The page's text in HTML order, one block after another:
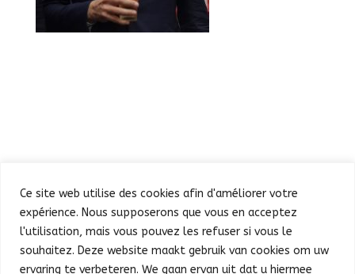
Ce site web utilise des cookies afin d'améliorer votre
expérience. Nous supposerons que vous en acceptez
l'utilisation, mais vous pouvez les refuser si vous le
souhaitez. Deze website maakt gebruik van cookies om uw
ervaring te verbeteren. We gaan ervan uit dat u hiermee
Defilé
Feest in de Warande